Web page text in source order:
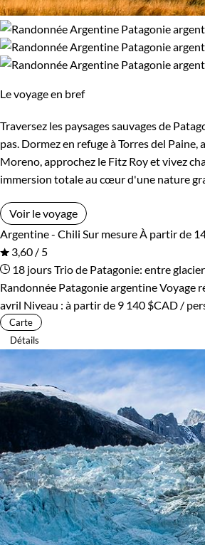
Le voyage en bref
Traversez les paysages sauvages de
pas. Dormez en refuge à Torres del Paine,
Moreno, approchez le Fitz Roy et vivez
immersion totale au cœur d'une nature
Voir le voyage
Argentine - Chili Sur mesure À partir de
3,60 / 5
18 joursTrio de Patagonie: entre
Randonnée Patagonie argentineVoyage
avril Niveau : à partir de 9 140 $CAD /
Carte
Détails